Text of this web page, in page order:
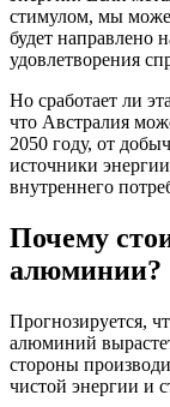
стимулом, мы
будет направлено
удовлетворения
Но сработает ли
что Австралия
2050 году, от
источники
внутреннего
Почему
алюминии?
Прогнозируется,
алюминий
стороны
чистой энергии и